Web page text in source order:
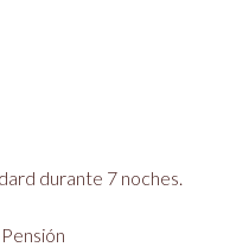
durante 7 noches.